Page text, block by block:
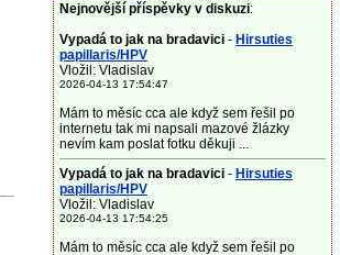
Nejnovější příspěvky v diskuzi:
Vypadá to jak na bradavici - Hirsuties
papillaris/HPV
Vložil: Vladislav
2026-04-13 17:54:47
Mám to měsíc cca ale když sem řešil po
internetu tak mi napsali mazové žlázky
nevím kam poslat fotku děkuji ...
Vypadá to jak na bradavici - Hirsuties
papillaris/HPV
Vložil: Vladislav
2026-04-13 17:54:25
Mám to měsíc cca ale když sem řešil po